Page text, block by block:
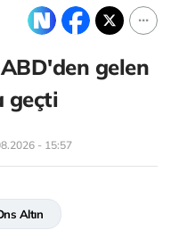
gelen
geçti
- 15:57
Altın